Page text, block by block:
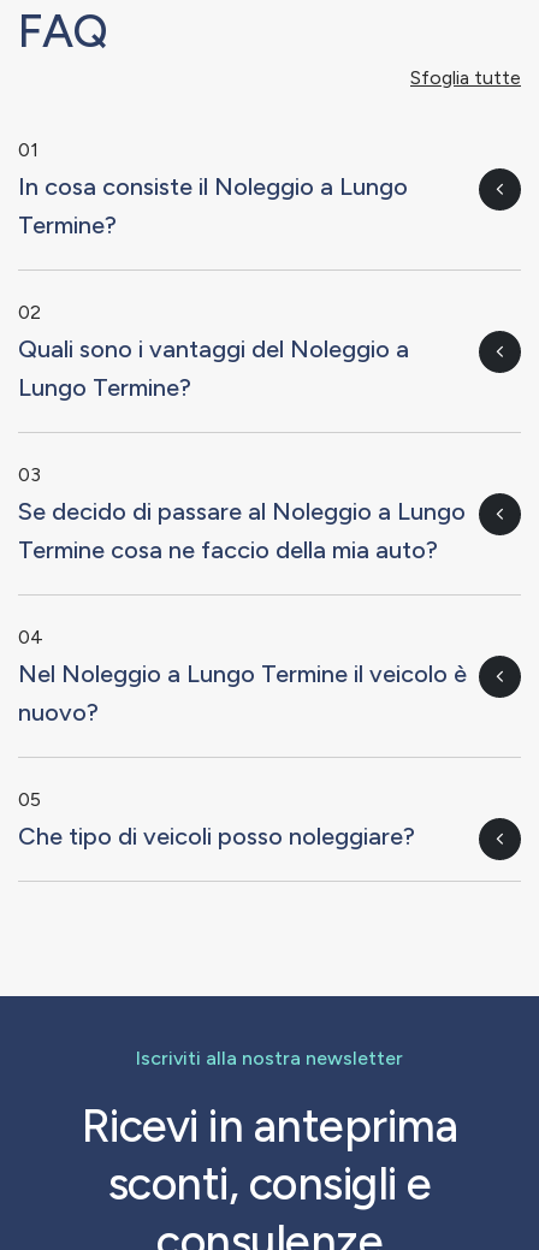
FAQ
Sfoglia tutte
01
In cosa consiste il Noleggio a Lungo
Termine?
02
Quali sono i vantaggi del Noleggio a
Lungo Termine?
03
Se decido di passare al Noleggio a Lungo
Termine cosa ne faccio della mia auto?
04
Nel Noleggio a Lungo Termine il veicolo è
nuovo?
05
Che tipo di veicoli posso noleggiare?
Iscriviti alla nostra newsletter
Ricevi in anteprima
sconti, consigli e